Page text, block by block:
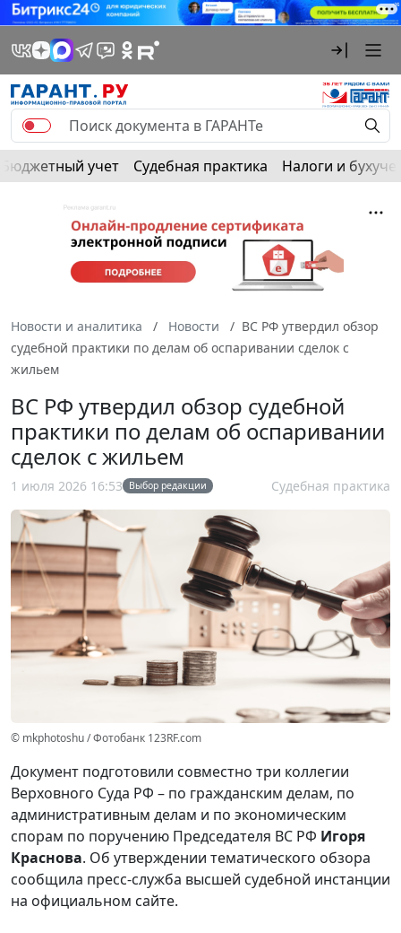
Бюджетный учет Судебная практика Налоги и
Новости и аналитика Новости
ВС РФ утвердил обзор
судебной практики по делам об оспаривании сделок с
жильем
ВС РФ утвердил обзор судебной
практики по делам об оспаривании
сделок с жильем
1 июля 2026 16:53 Выбор редакции Судебная практика
© mkphotoshu / Фотобанк 123RF.com
Документ подготовили совместно три коллегии
Верховного Суда РФ – по гражданским делам, по
административным делам и по экономическим
спорам по поручению Председателя ВС РФ Игоря
Краснова. Об утверждении тематического обзора
сообщила пресс-служба высшей судебной инстанции
на официальном сайте.